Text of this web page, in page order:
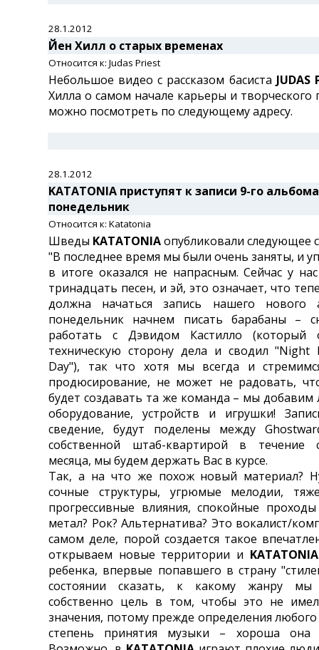
28.1.2012
Йен Хилл о старых временах
Относится к: Judas Priest
Небольшое видео с рассказом басиста JUDAS
Хилла о самом начале карьеры и творческого
можно посмотреть по следующему адресу.
28.1.2012
KATATONIA приступят к записи 9-го
понедельник
Относится к: Katatonia
Шведы KATATONIAопубликовали следующее
"В последнее время мы были очень заняты, и
в итоге оказался не напрасным. Сейчас у
тринадцать песен, и эй, это означает, что
должна начаться запись нашего нового
понедельник начнем писать барабаны –
работать с Дэвидом Кастилло (который
техническую сторону дела и сводил
Day"), так что хотя мы всегда и
продюсирование, не может не радовать,
будет создавать та же команда – мы
оборудование, устройств и игрушки!
сведение, будут поделены между
собственной штаб-квартирой в течение
месяца, мы будем держать Вас в курсе.
Так, а на что же похож новый материал?
сочные структуры, угрюмые мелодии,
прогрессивные влияния, спокойные
метал? Рок? Альтернатива? Это вокалист/
самом деле, порой создается такое
открываем новые территории и KATATONIA
ребенка, впервые попавшего в страну
состоянии сказать, к какому жанру мы
собственно цель в том, чтобы это не
значения, потому прежде определения
степень принятия музыки – хороша она